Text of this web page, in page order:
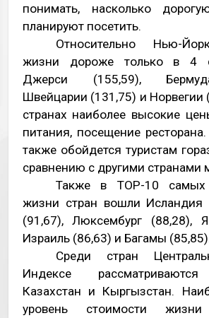
понимать, насколько
планируют посетить.
Относительно Нью-
жизни дороже только в 4
Джерси (155,59),
Швейцарии (131,75) и Норвегии
странах наиболее высокие
питания, посещение
также обойдется туристам
сравнению с другими странами
Также в TOP-10
жизни стран вошли Исландия
(91,67), Люксембург (88,28),
Израиль (86,63) и Багамы (85,85).
Среди стран
Индексе
Казахстан и Кыргызстан.
уровень стоимости